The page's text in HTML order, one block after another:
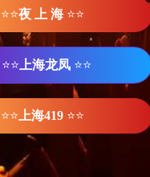
⭐⭐夜 上 海 ⭐⭐
⭐⭐ 上海龙凤 ⭐⭐
⭐⭐ 上海419 ⭐⭐